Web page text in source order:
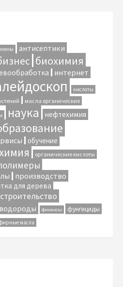
антисептики
биохимия
интернет
кислоты
масла органические
наука нефтехимия
обучение
органические кислоты
производство
для дерева
строительство
финансы фунгициды
масла